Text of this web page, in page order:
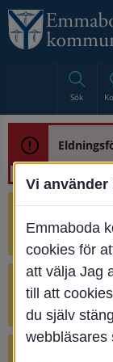
Sök
v. 25-34
Vi använder
Emmaboda
cookies för
att välja Jag
till att
du själv
webbläsares